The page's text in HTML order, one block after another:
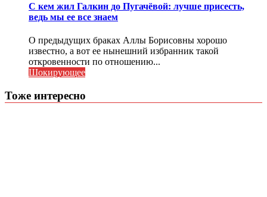
С кем жил Галкин до Пугачёвой: лучше присесть,
ведь мы ее все знаем
О предыдущих браках Аллы Борисовны хорошо
известно, а вот ее нынешний избранник такой
откровенности по отношению...
Шокирующее
Тоже интересно